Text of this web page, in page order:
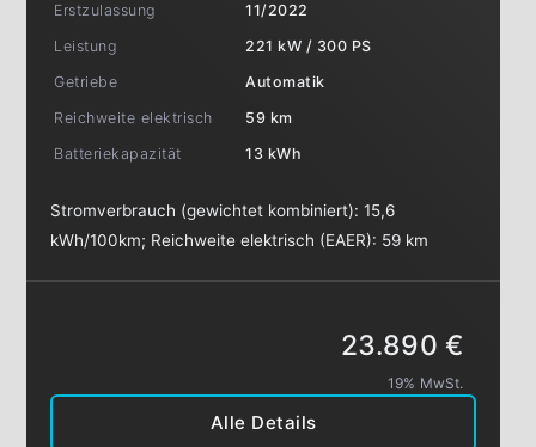
Erstzulassung
11/2022
Leistung
221 kW / 300 PS
Getriebe
Automatik
Reichweite elektrisch
59 km
Batteriekapazität
13 kWh
Stromverbrauch (gewichtet kombiniert):15,6
kWh/100km; Reichweite elektrisch (EAER): 59 km
Alle Details
23.890 €
19% MwSt.